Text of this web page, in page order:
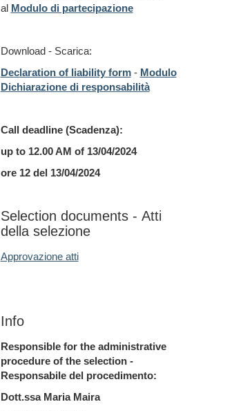
al Modulo di partecipazione
Download - Scarica:
Declaration of liability form- Modulo
Dichiarazione di responsabilità
Call deadline (Scadenza):
up to 12.00 AM of 13/04/2024
ore 12 del 13/04/2024
Selection documents - Atti
della selezione
Approvazione atti
Info
Responsible for the administrative
procedure of the selection -
Responsabile del procedimento:
Dott.ssa Maria Maira